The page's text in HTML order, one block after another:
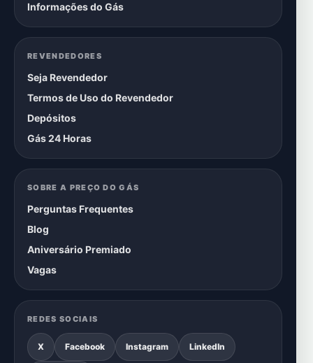
Informações do Gás
REVENDEDORES
Seja Revendedor
Termos de Uso do Revendedor
Depósitos
Gás 24 Horas
SOBRE A PREÇO DO GÁS
Perguntas Frequentes
Blog
Aniversário Premiado
Vagas
REDES SOCIAIS
X Facebook Instagram LinkedIn